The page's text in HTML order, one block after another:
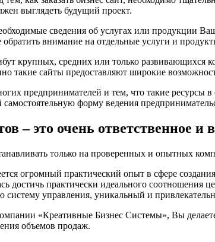
выглядеть будущий проект.
сведения об услугах или продукции
внимание на отдельные услуги и
крупных, средних или только развивающихся
такие сайты предоставляют широкие
предпринимателей и тем, что такие ресурсы
форму ведения
– это очень ответственное и
только на проверенных и опытных
огромный практический опыт в сфере
достичь практически идеального соотношения
систему управления, уникальный и
«Креативные Бизнес Системы», Вы
объемов продаж.